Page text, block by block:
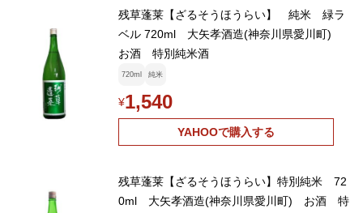
残草蓬莱【ざるそうほうらい】 純米 緑ラ
ベル 720ml 大矢孝酒造(神奈川県愛川町)
お酒 特別純米酒
720ml 純米
¥1,540
YAHOOで購入する
残草蓬莱【ざるそうほうらい】特別純米 72
0ml 大矢孝酒造(神奈川県愛川町) お酒 特